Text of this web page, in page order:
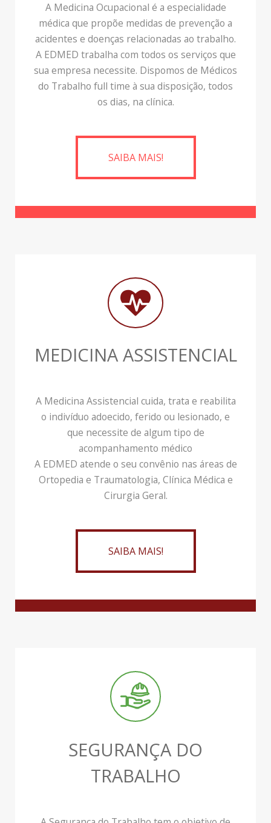
A Medicina Ocupacional é a especialidade
médica que propõe medidas de prevenção a
acidentes e doenças relacionadas ao trabalho.
A EDMED trabalha com todos os serviços que
sua empresa necessite. Dispomos de Médicos
do Trabalho full time à sua disposição, todos
os dias, na clínica.
SAIBA MAIS!
MEDICINA ASSISTENCIAL
A Medicina Assistencial cuida, trata e reabilita
o indivíduo adoecido, ferido ou lesionado, e
que necessite de algum tipo de
acompanhamento médico
A EDMED atende o seu convênio nas áreas de
Ortopedia e Traumatologia, Clínica Médica e
Cirurgia Geral.
SAIBA MAIS!
SEGURANÇA DO
TRABALHO